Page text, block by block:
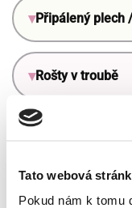
Tato webová
Pokud nám k tomu
Připálený plech
Rošty v troubě